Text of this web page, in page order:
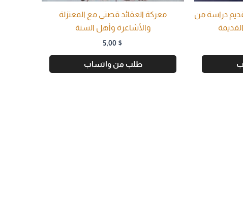
دراسة من
معركة العقائد قصتي مع المعتزلة
والأشاعرة وأهل السنة
5,00 $
طلب من واتساب